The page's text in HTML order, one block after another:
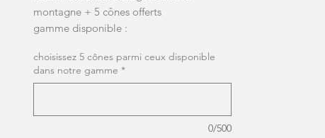
montagne + 5 cônes offerts
gamme disponible :
- Ambre
- Rose de minuit
choisissez 5 cônes parmi ceux disponible
dans notre gamme *
0/500